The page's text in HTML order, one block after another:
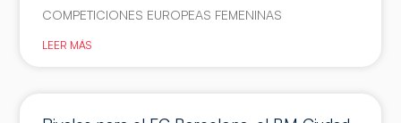
COMPETICIONES EUROPEAS FEMENINAS
LEER MÁS